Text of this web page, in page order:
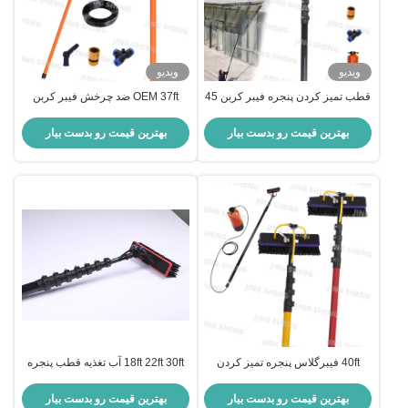
ویدیو
قطب تمیز کردن پنجره فیبر کربن 45
استفاده، اندازه های سفارشی، ODM
بهترین قیمت رو بدست بیار
ویدیو
OEM 37ft ضد چرخش فیبر کربن
قطب سیستم برای مغازه
بهترین قیمت رو بدست بیار
40ft فیبرگلاس پنجره تمیز کردن
پنجره بالا OEM
بهترین قیمت رو بدست بیار
18ft 22ft 30ft آب تغذیه قطب پنجره
خورشیدی
بهترین قیمت رو بدست بیار